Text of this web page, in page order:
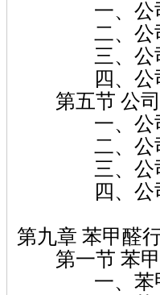
一、公司
二、公司
三、公司
四、公司
第五节 公
一、公司
二、公司
三、公司
四、公司
第九章 苯甲醛
第一节 苯甲
一、苯甲